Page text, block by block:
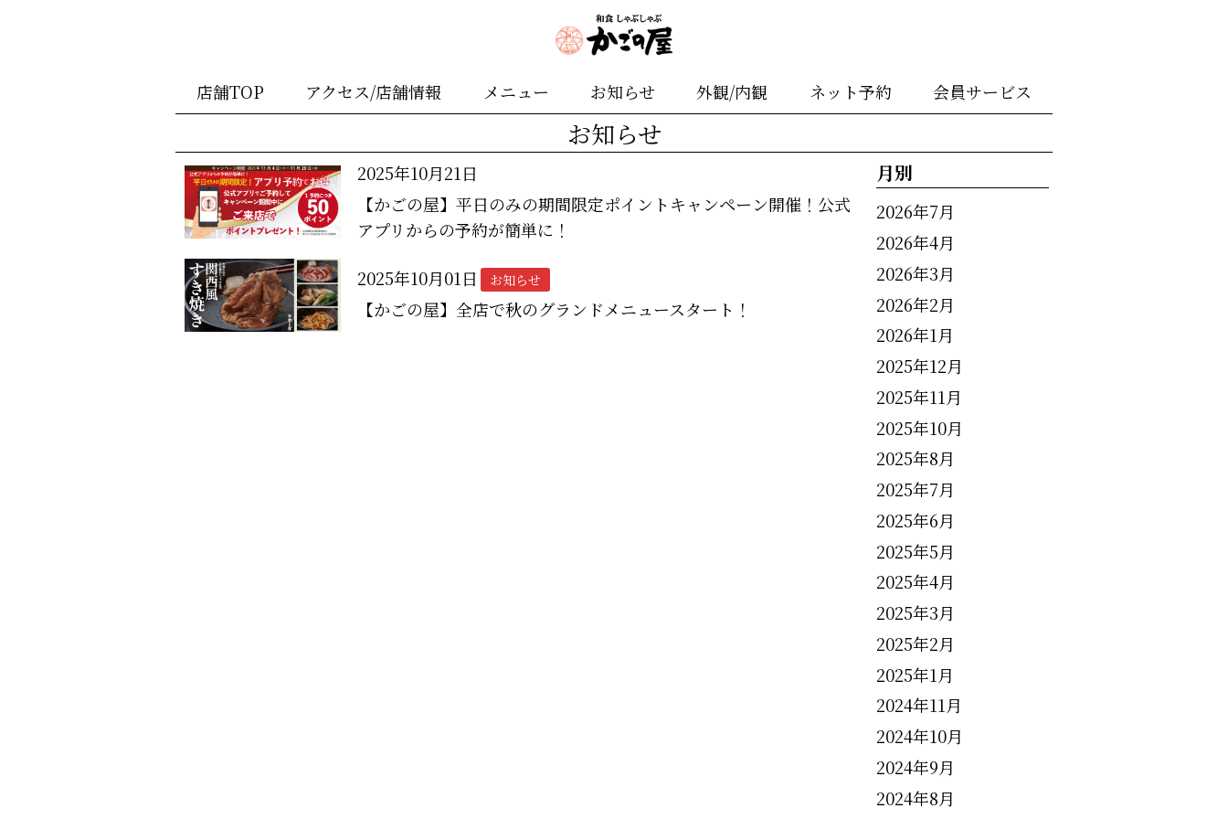
店舗TOP アクセス/店舗情報 メニュー お知らせ 外観/内観 ネット予約 会員サービス
お知らせ
2025年10月21日
【かごの屋】平日のみの期間限定ポイントキャンペーン開催！公式
アプリからの予約が簡単に！
2025年10月01日 お知らせ
【かごの屋】全店で秋のグランドメニュースタート！
月別
2026年7月
2026年4月
2026年3月
2026年2月
2026年1月
2025年12月
2025年11月
2025年10月
2025年8月
2025年7月
2025年6月
2025年5月
2025年4月
2025年3月
2025年2月
2025年1月
2024年11月
2024年10月
2024年9月
2024年8月